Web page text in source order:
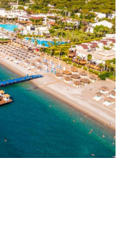
Запитване